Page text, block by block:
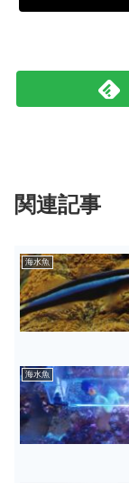
関連記事
海水魚
海水魚